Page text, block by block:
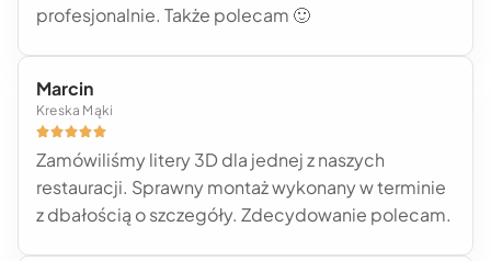
profesjonalnie. Także polecam 🙂
Marcin
Kreska Mąki

Zamówiliśmy litery 3D dla jednej z naszych
restauracji. Sprawny montaż wykonany w terminie
z dbałością o szczegóły. Zdecydowanie polecam.